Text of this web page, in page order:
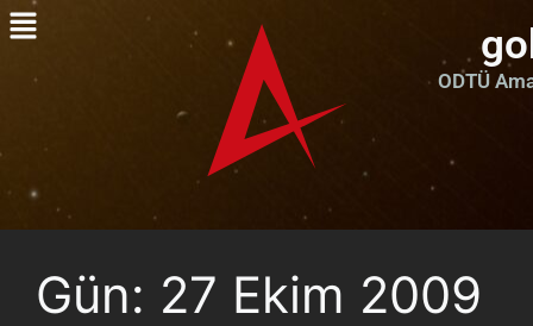
ODTÜ
Gün: 27 Ekim 2009